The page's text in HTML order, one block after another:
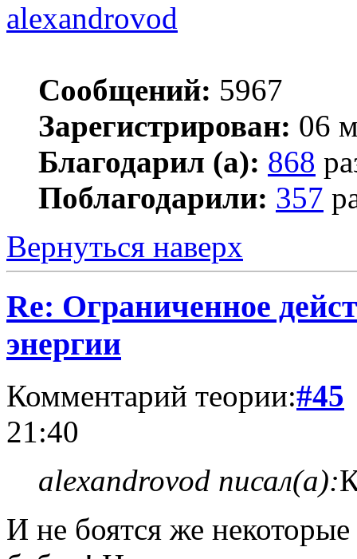
alexandrovod
Сообщений: 5967
Зарегистрирован: 06
Благодарил (а): 868
Поблагодарили: 357
Вернуться наверх
Re: Ограниченное
энергии
Комментарий теории:#45
21:40
alexandrovod писал(а):
И не боятся же